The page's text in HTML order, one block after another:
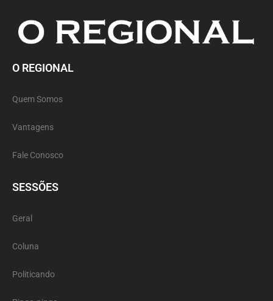
O REGIONAL
Quem Somos
Vantagens
Fale Conosco
SESSÕES
Geral
Coluna
Politicando